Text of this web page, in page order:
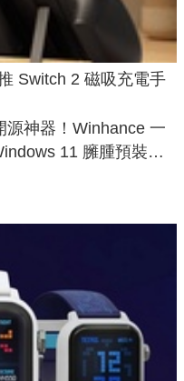
Switch 2 磁吸充電手
源神器！Winhance 一
11 臃腫預裝軟